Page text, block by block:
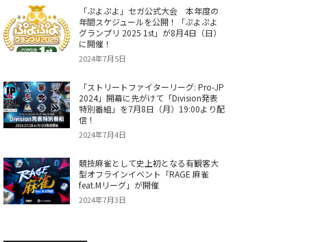
「ぷよぷよ」セガ公式大会 本年度の
年間スケジュールを公開！「ぷよぷよ
グランプリ 2025 1st」が8月4日（日）
に開催！
2024年7月5日
「ストリートファイターリーグ: Pro-JP
2024」開幕に先がけて「Division発表
特別番組」を7月8日（月）19:00より配
信！
2024年7月4日
競技麻雀として史上初となる有観客大
型オフラインイベント「RAGE 麻雀
feat.Mリーグ」が開催
2024年7月3日